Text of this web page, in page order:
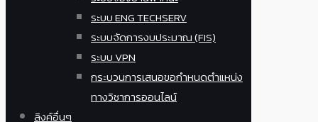
ระบบ ENG TECHSERV
ระบบจัดการงบประมาณ (FIS)
ระบบ VPN
กระบวนการเสนอขอกำหนดตำแหน่ง
ทางวิชาการออนไลน์
ลิงค์อื่นๆ